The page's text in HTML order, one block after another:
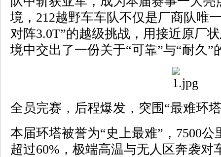
境，212越野车车队不仅是厂商队唯
对阵3.0T”的越级挑战，用接近原厂
境中交出了一份关于“可靠”与“耐久”
全员完赛，后程爆发，突围“最难环
本届环塔被誉为“史上最难”，7500
超过60%，极端高温与无人区奔袭对